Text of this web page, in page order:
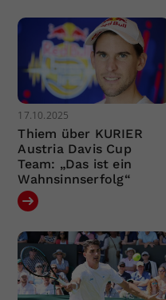
17.10.2025
Thiem über KURIER
Austria Davis Cup
Team: „Das ist ein
Wahnsinnserfolg“